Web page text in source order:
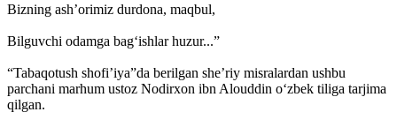
Bizning ash’orimiz durdona, maqbul,
Bilguvchi odamga bag‘ishlar huzur...”
“Tabaqotush shofi’iya”da berilgan she’riy misralardan ushbu
parchani marhum ustoz Nodirxon ibn Alouddin o‘zbek tiliga tarjima
qilgan.